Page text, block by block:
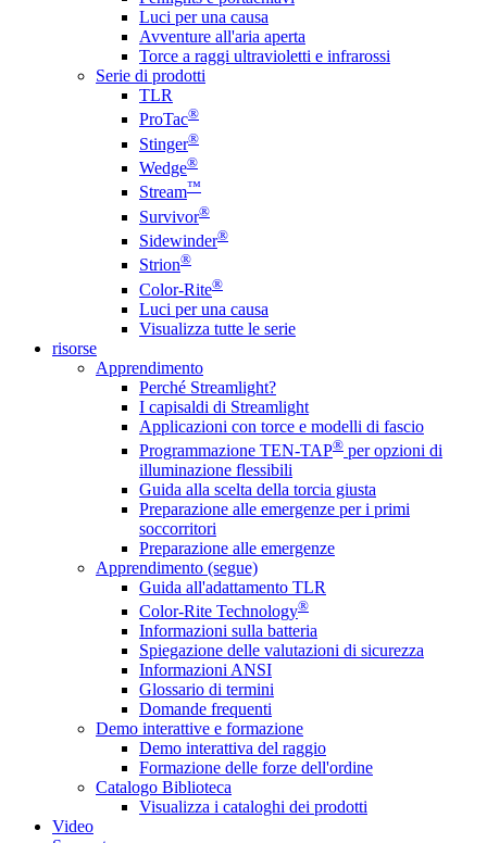
Luci per una causa
Avventure all'aria aperta
Torce a raggi ultravioletti e infrarossi
Serie di prodotti
TLR
ProTac®
Stinger®
Wedge®
Stream™
Survivor®
Sidewinder®
Strion®
Color-Rite®
Luci per una causa
Visualizza tutte le serie
risorse
Apprendimento
Perché Streamlight?
I capisaldi di Streamlight
Applicazioni con torce e modelli di fascio
Programmazione TEN-TAP® per opzioni di
illuminazione flessibili
Guida alla scelta della torcia giusta
Preparazione alle emergenze per i primi
soccorritori
Preparazione alle emergenze
Apprendimento (segue)
Guida all'adattamento TLR
Color-Rite Technology®
Informazioni sulla batteria
Spiegazione delle valutazioni di sicurezza
Informazioni ANSI
Glossario di termini
Domande frequenti
Demo interattive e formazione
Demo interattiva del raggio
Formazione delle forze dell'ordine
Catalogo Biblioteca
Visualizza i cataloghi dei prodotti
Video